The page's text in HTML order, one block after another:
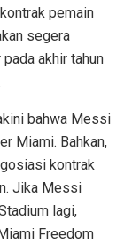
pemain
segera
akhir tahun
bahwa Messi
Miami. Bahkan,
kontrak
Jika Messi
lagi,
Freedom